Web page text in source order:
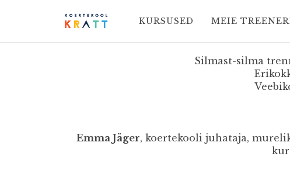
KURSUSED MEIE
Silmast-silma
Emma Jäger, koertekooli juhataja,